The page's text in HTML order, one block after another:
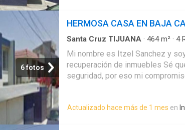
las mascotas y cuenta con
a un parque, la propiedad se
fácil acceso a servicios básicos
antigüedad, está en excelente
disponible
6 fotos
HERMOSA CASA EN BAJA
Santa Cruz TIJUANA · 464m² · 4
Mi nombre es Itzel Sanchez y
recuperación de inmuebles Sé
seguridad, por eso mi
proceso. 56-29-14-38-23
Videollamada Atención presencial
Actualizado hace más de 1 mes en